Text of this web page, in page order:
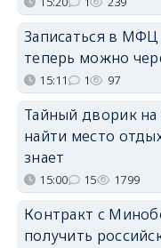
Записаться в
теперь можно
15:11 1 97
Тайный дворик на
найти место
знает
15:00 15 1799
Контракт с
получить